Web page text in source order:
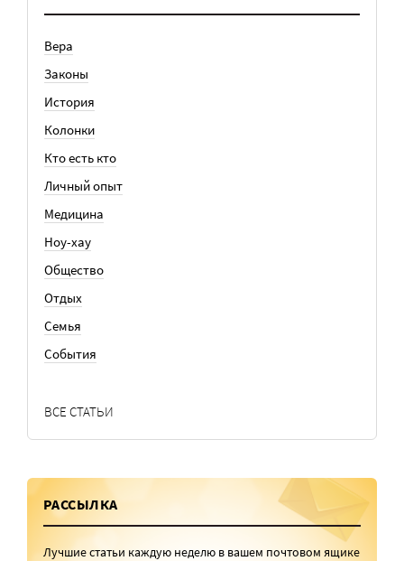
Вера
Законы
История
Колонки
Кто есть кто
Личный опыт
Медицина
Ноу-хау
Общество
Отдых
Семья
События
ВСЕ СТАТЬИ
РАССЫЛКА
Лучшие статьи каждую неделю в вашем почтовом ящике